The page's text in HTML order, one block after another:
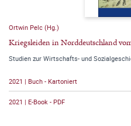
Ortwin Pelc (Hg.)
Kriegsleiden in Norddeutschland
Studien zur Wirtschafts- und
2021 | Buch - Kartoniert
2021 | E-Book - PDF